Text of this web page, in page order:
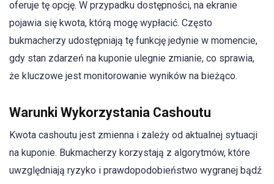
oferuje tę opcję. W przypadku dostępności, na ekranie
pojawia się kwota, którą mogę wypłacić. Często
bukmacherzy udostępniają tę funkcję jedynie w momencie,
gdy stan zdarzeń na kuponie ulegnie zmianie, co sprawia,
że kluczowe jest monitorowanie wyników na bieżąco.
Warunki Wykorzystania Cashoutu
Kwota cashoutu jest zmienna i zależy od aktualnej sytuacji
na kuponie. Bukmacherzy korzystają z algorytmów, które
uwzględniają ryzyko i prawdopodobieństwo wygranej bądź